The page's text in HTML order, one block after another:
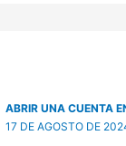
ABRIR UNA CUENTA
17 DE AGOSTO DE